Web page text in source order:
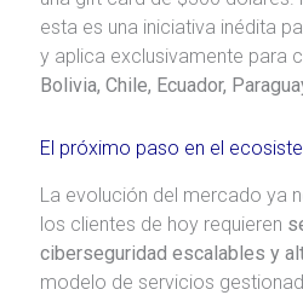
esta es una iniciativa inédita
y aplica exclusivamente para
Bolivia, Chile, Ecuador,
El próximo paso en el
La evolución del mercado ya
los clientes de hoy requieren
ciberseguridad escalables y
modelo de servicios